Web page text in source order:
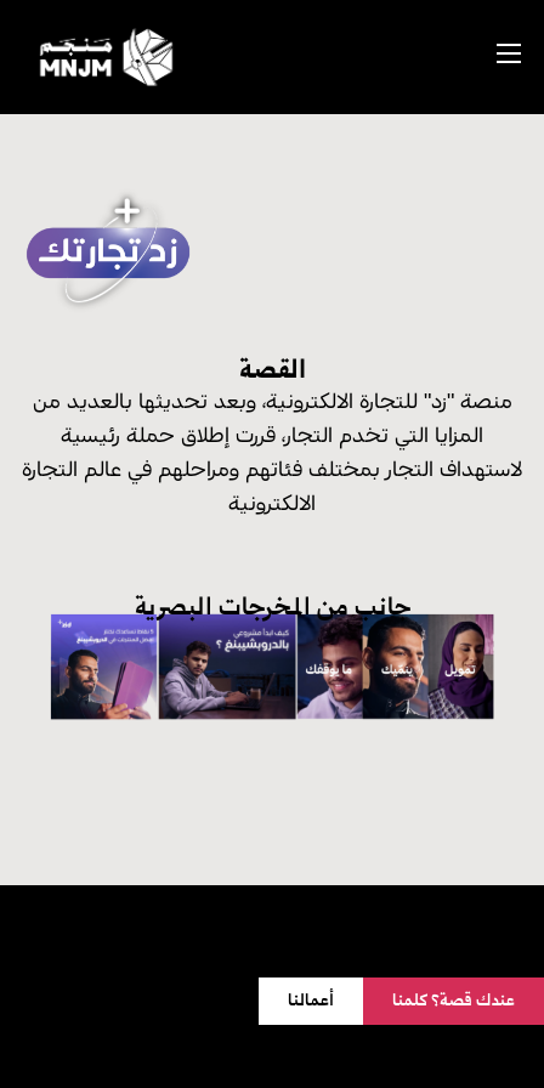
القصة
منصة "زد" للتجارة الالكترونية، وبعد تحديثها بالعديد من
المزايا التي تخدم التجار، قررت إطلاق حملة رئيسية
لاستهداف التجار بمختلف فئاتهم ومراحلهم في عالم التجارة
الالكترونية
جانب من المخرجات البصرية
عندك قصة؟ كلمنا أعمالنا